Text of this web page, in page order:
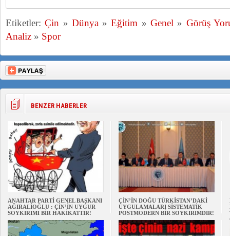
Etiketler:Çin » Dünya»Eğitim »Genel » Görüş
Analiz » Spor
BENZER HABERLER
ANAHTAR PARTİ GENEL BAŞKANI
AĞIRALİOĞLU : ÇİN’İN UYGUR
SOYKIRIMI BİR HAKİKATTIR!
ÇİN’İN DOĞU TÜRKİSTAN’DAKİ
UYGULAMALARI SİSTEMATİK
POSTMODERN BİR SOYKIRIMDIR!